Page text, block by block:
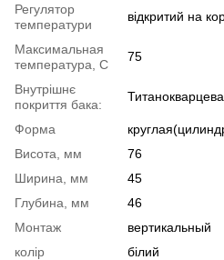
Регулятор
температури
відкритий на
Максимальная
температура, C
75
Внутрішнє
покриття бака:
Форма
Висота, мм
76
Ширина, мм
45
Глубина, мм
46
Монтаж
вертикальный
колір
білий